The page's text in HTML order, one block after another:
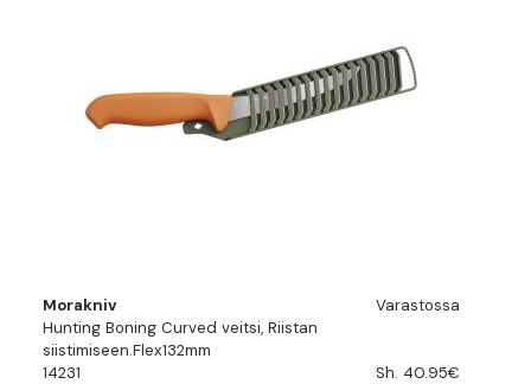
Morakniv
Varastossa
Hunting Boning Curved veitsi, Riistan
siistimiseen.Flex132mm
14231
Sh. 40.95€